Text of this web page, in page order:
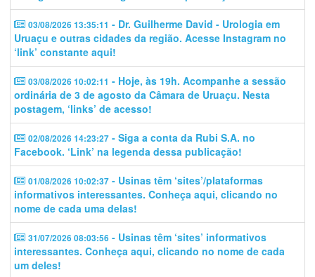
03/08/2026 13:35:11 - Dr. Guilherme David - Urologia em
Uruaçu e outras cidades da região. Acesse Instagram no
‘link’ constante aqui!
03/08/2026 10:02:11 - Hoje, às 19h. Acompanhe a sessão
ordinária de 3 de agosto da Câmara de Uruaçu. Nesta
postagem, ‘links’ de acesso!
02/08/2026 14:23:27 - Siga a conta da Rubi S.A. no
Facebook. ‘Link’ na legenda dessa publicação!
01/08/2026 10:02:37 - Usinas têm ‘sites’/plataformas
informativos interessantes. Conheça aqui, clicando no
nome de cada uma delas!
31/07/2026 08:03:56 - Usinas têm ‘sites’ informativos
interessantes. Conheça aqui, clicando no nome de cada
um deles!